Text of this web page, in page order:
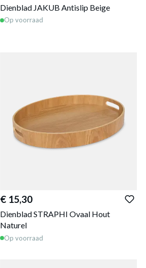
Dienblad JAKUB Antislip Beige
Op voorraad
€ 15,30
Dienblad STRAPHI Ovaal Hout
Naturel
Op voorraad